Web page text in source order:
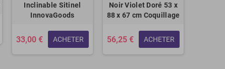
Inclinable Sitinel
InnovaGoods
33,00 € ACHETER
Noir Violet Doré 53 x
88 x 67 cm Coquillage
56,25 € ACHETER